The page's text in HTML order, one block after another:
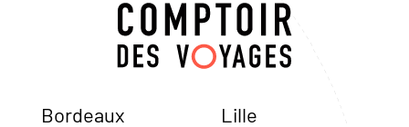
Bordeaux Lille